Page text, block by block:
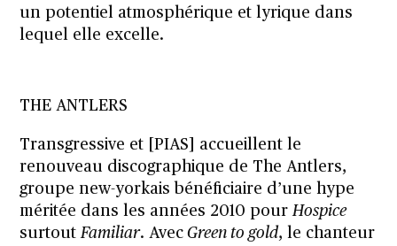
un potentiel atmosphérique et lyrique dans
lequel elle excelle.
THE ANTLERS
Transgressive et [PIAS] accueillent le
renouveau discographique de The Antlers,
groupe new-yorkais bénéficiaire d’une hype
méritée dans les années 2010 pourHospice
surtoutFamiliar. Avec Green to gold, le chanteur